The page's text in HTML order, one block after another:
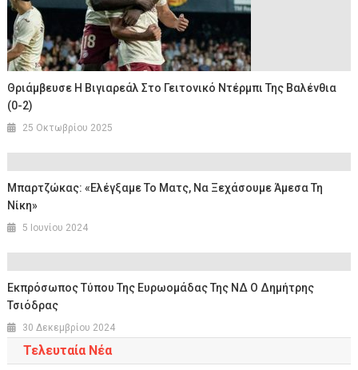
Θριάμβευσε Η Βιγιαρεάλ Στο Γειτονικό Ντέρμπι Της Βαλένθια
(0-2)
25 Οκτωβρίου 2025
Μπαρτζώκας: «Ελέγξαμε Το Ματς, Να Ξεχάσουμε Άμεσα Τη
Νίκη»
5 Ιουνίου 2024
Εκπρόσωπος Τύπου Της Ευρωομάδας Της ΝΔ Ο Δημήτρης
Τσιόδρας
30 Δεκεμβρίου 2024
Τελευταία Νέα